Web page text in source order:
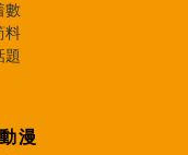
數
料
題
漫